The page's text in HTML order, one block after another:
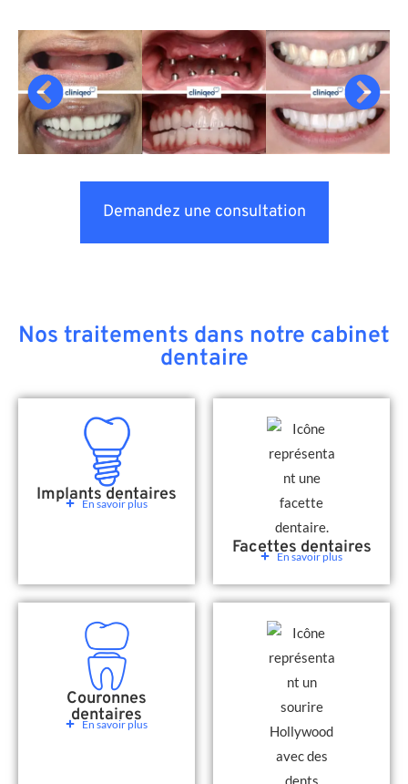
Demandez une consultation
Nos traitements dans notre cabinet
dentaire
Implants dentaires
En savoir plus
Facettes dentaires
En savoir plus
Couronnes
dentaires
En savoir plus